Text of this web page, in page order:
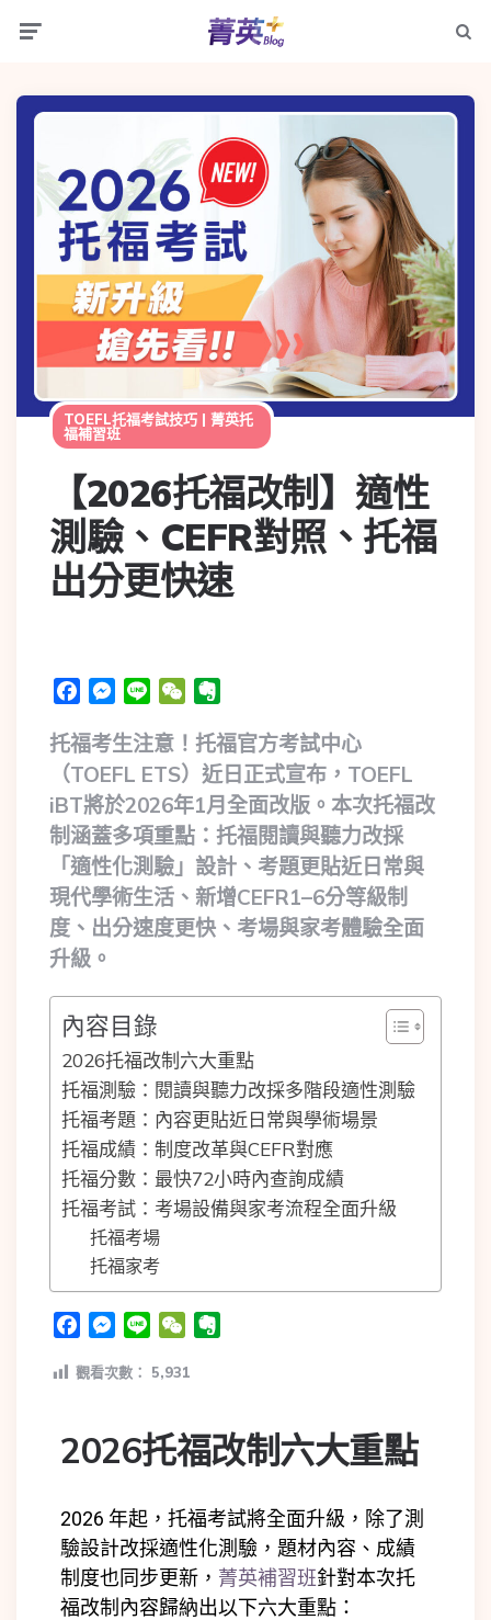
TOEFL托福考試技巧 | 菁英托
福補習班
【2026托福改制】適性
測驗、CEFR對照、托福
出分更快速
FacebookMessenger
Line WeChat
托福考生注意！托福官方考試中心
（TOEFL ETS）近日正式宣布，TOEFL
iBT將於2026年1月全面改版。本次托福改
制涵蓋多項重點：托福閱讀與聽力改採
「適性化測驗」設計、考題更貼近日常與
現代學術生活、新增CEFR1–6分等級制
度、出分速度更快、考場與家考體驗全面
升級。
內容目錄
2026托福改制六大重點
托福測驗：閱讀與聽力改採多階段適性測驗
托福考題：內容更貼近日常與學術場景
托福成績：制度改革與CEFR對應
托福分數：最快72小時內查詢成績
托福考試：考場設備與家考流程全面升級
托福考場
托福家考
FacebookMessenger
Line WeChat
觀看次數： 5,931
2026托福改制六大重點
2026 年起，托福考試將全面升級，除了測
驗設計改採適性化測驗，題材內容、成績
制度也同步更新， 菁英補習班針對本次托
福改制內容歸納出以下六大重點：